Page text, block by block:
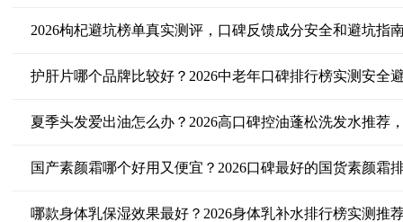
2026枸杞避坑榜单真实测评，口碑反馈成分安全和避坑指
护肝片哪个品牌比较好？2026中老年口碑排行榜实测安全
夏季头发爱出油怎么办？2026高口碑控油蓬松洗发水推荐
国产素颜霜哪个好用又便宜？2026口碑最好的国货素颜霜
哪款身体乳保湿效果最好？2026身体乳补水排行榜实测推